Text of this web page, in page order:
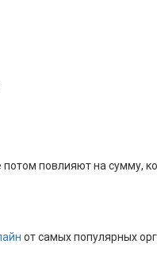
потом повлияют на сумму,
от самых популярных